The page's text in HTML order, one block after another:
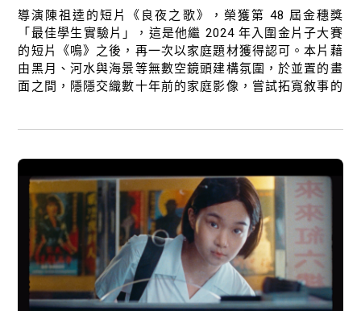
導演陳祖逵的短片《良夜之歌》，榮獲第 48 屆金穗獎
「最佳學生實驗片」，這是他繼 2024 年入圍金片子大賽
的短片《鳴》之後，再一次以家庭題材獲得認可。本片藉
由黑月、河水與海景等無數空鏡頭建構氛圍，於並置的畫
面之間，隱隱交織數十年前的家庭影像，嘗試拓寬敘事的